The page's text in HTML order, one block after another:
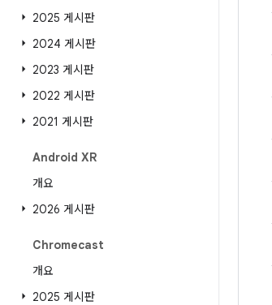
2025 게시판
2024 게시판
2023 게시판
2022 게시판
2021 게시판
Android XR
개요
2026 게시판
Chromecast
개요
2025 게시판